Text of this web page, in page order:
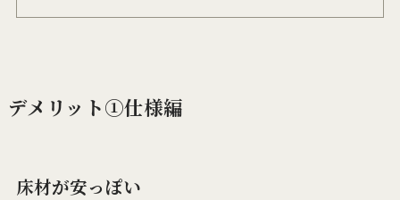
デメリット①仕様編
床材が安っぽい